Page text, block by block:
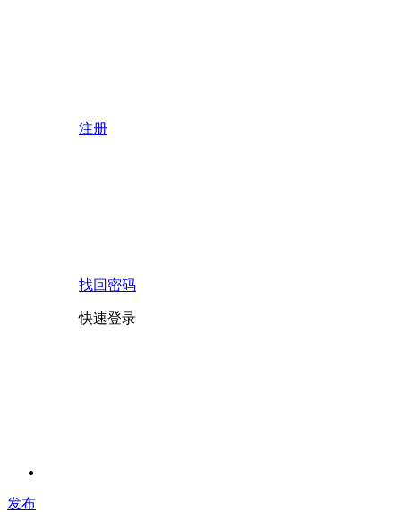
注册
找回密码
快速登录
发布